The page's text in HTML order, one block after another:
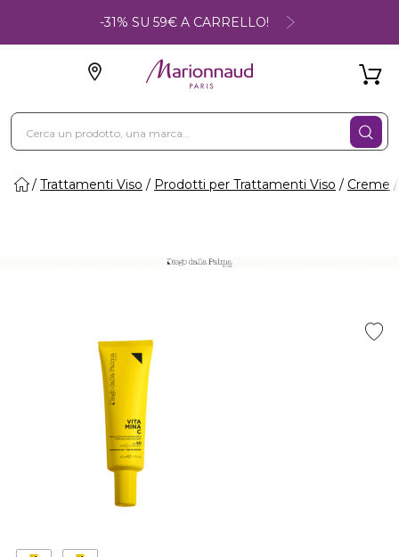
-31% SU 59€ A CARRELLO!
Trattamenti Viso Prodotti per Trattamenti Viso Creme